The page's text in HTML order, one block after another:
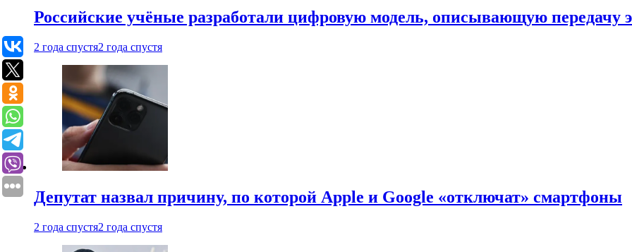
Российские учёные разработали цифровую модель, описывающую передачу
2 года спустя2 года спустя
Депутат назвал причину, по которой Apple и Google «отключат» смартфоны
2 года спустя2 года спустя